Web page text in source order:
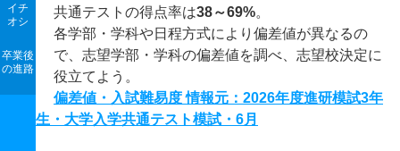
イチ
オシ
卒業後
の進路
共通テストの得点率は38～69%。
各学部・学科や日程方式により偏差値が異なるの
で、志望学部・学科の偏差値を調べ、志望校決定に
役立てよう。
偏差値・入試難易度 情報元：2026年度進研模試3年
生・大学入学共通テスト模試・6月